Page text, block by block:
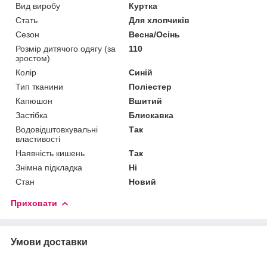
Вид виробу
Куртка
Стать
Для хлопчиків
Сезон
Весна/Осінь
Розмір дитячого одягу (за
зростом)
110
Колір
Синій
Тип тканини
Поліестер
Капюшон
Вшитий
Застібка
Блискавка
Водовідштовхувальні
властивості
Так
Наявність кишень
Так
Знімна підкладка
Ні
Стан
Новий
Приховати
Умови доставки